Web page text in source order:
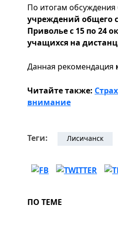
По итогам
учреждений общего
Приволье с 15 по 24
учащихся на
Данная рекомендация
Читайте также:
внимание
Теги: Лисичанск
ПО ТЕМЕ